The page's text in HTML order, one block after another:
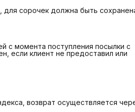
для сорочек должна быть
с момента поступления посылки с
если клиент не предоставил или
возврат осуществляется